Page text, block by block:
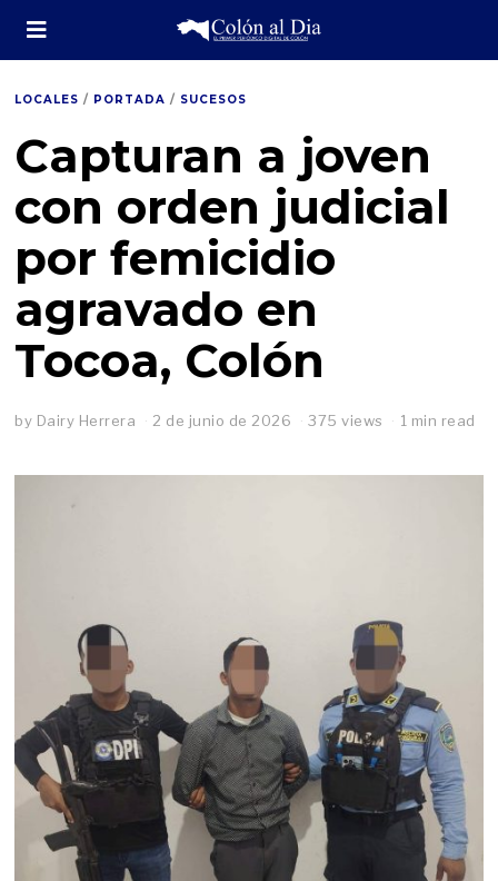
LOCALES / PORTADA / SUCESOS
Capturan a joven
con orden judicial
por femicidio
agravado en
Tocoa, Colón
by Dairy Herrera 2 de junio de 2026 375 views 1 min read